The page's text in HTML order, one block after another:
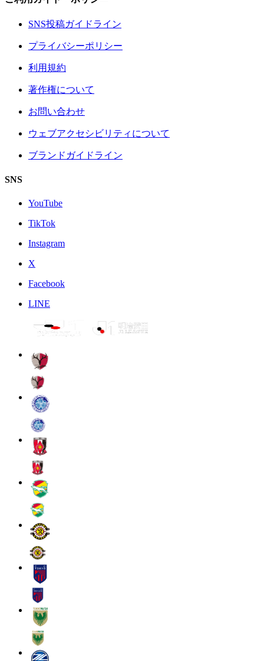
SNS投稿ガイドライン
プライバシーポリシー
利用規約
著作権について
お問い合わせ
ウェブアクセシビリティについて
ブランドガイドライン
SNS
YouTube
TikTok
Instagram
X
Facebook
LINE